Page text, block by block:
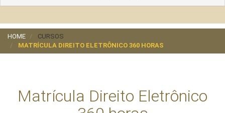
HOME
CURSOS
MATRÍCULA DIREITO ELETRÔNICO 360 HORAS
Matrícula Direito Eletrônico